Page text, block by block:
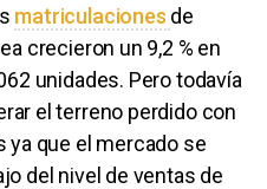
matriculaciones de
crecieron un 9,2 % en
unidades. Pero todavía
el terreno perdido con
ya que el mercado se
del nivel de ventas de